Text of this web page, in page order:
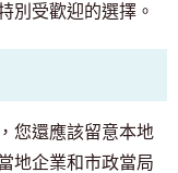
別受歡迎的選擇。
您還應該留意本地
地企業和市政當局